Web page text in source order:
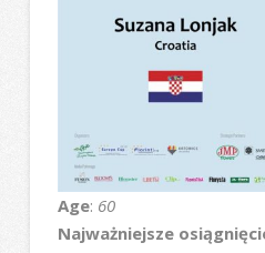
Age: 60
Najważniejsze